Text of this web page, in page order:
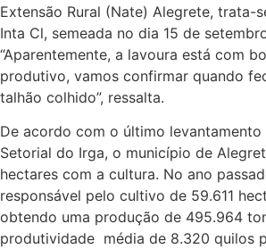
Extensão Rural (Nate) Alegrete, trata-
Inta Cl, semeada no dia 15 de
“Aparentemente, a lavoura está com
produtivo, vamos confirmar quando
talhão colhido”, ressalta.
De acordo com o último
Setorial do Irga, o município de
hectares com a cultura. No ano
responsável pelo cultivo de 59.611
obtendo uma produção de 495.964
produtividade média de 8.320 quilos